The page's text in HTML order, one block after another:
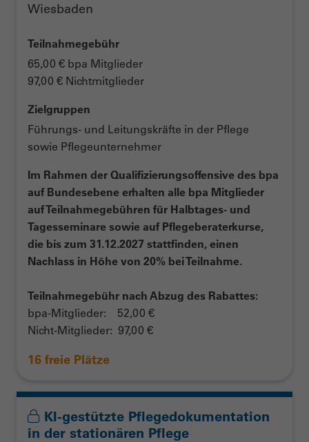
Wiesbaden
Teilnahmegebühr
65,00 € bpa Mitglieder
97,00 € Nichtmitglieder
Zielgruppen
Führungs- und Leitungskräfte in der Pflege
sowie Pflegeunternehmer
Im Rahmen der Qualifizierungsoffensive des bpa
auf Bundesebene erhalten alle bpa Mitglieder
auf Teilnahmegebühren für Halbtages- und
Tagesseminare sowie auf Pflegeberaterkurse,
die bis zum 31.12.2027 stattfinden, einen
Nachlass in Höhe von 20% bei Teilnahme.
Teilnahmegebühr nach Abzug des Rabattes:
bpa-Mitglieder: 52,00 €
Nicht-Mitglieder: 97,00 €
16 freie Plätze
KI-gestützte Pflegedokumentation
in der stationären Pflege